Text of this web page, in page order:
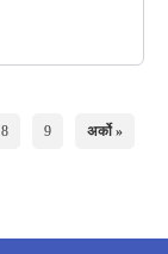
8 9 अर्को »